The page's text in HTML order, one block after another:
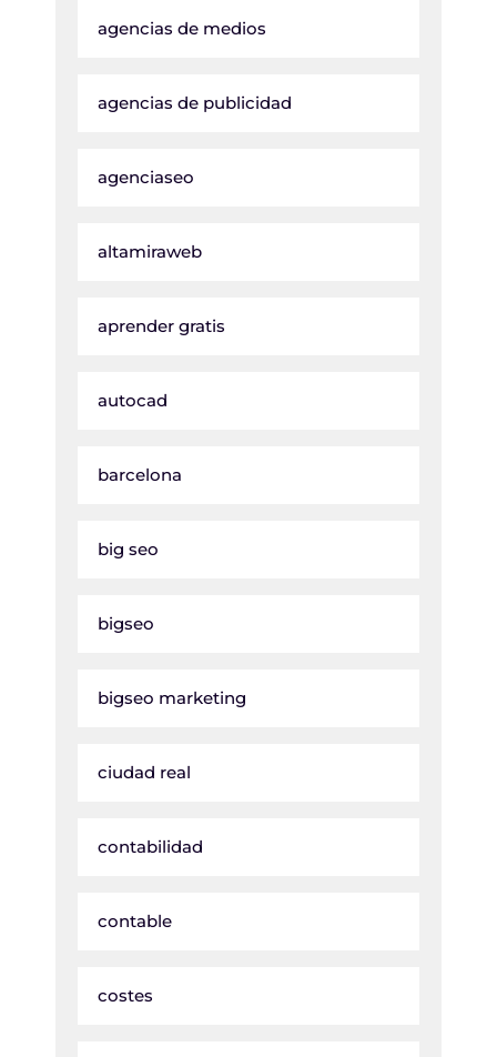
agencias de medios
agencias de publicidad
agenciaseo
altamiraweb
aprender gratis
autocad
barcelona
big seo
bigseo
bigseo marketing
ciudad real
contabilidad
contable
costes